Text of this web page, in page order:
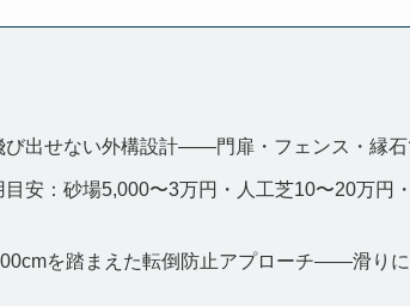
び出せない外構設計——門扉・フェンス・縁
安：砂場5,000〜3万円・人工芝10〜20万円
を踏まえた転倒防止アプローチ——滑り